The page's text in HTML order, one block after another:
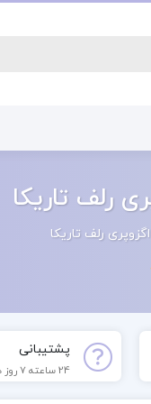
کتاب رشته
رلف تاریکا
رلف تاریکا
پشتیبانی
24 ساعته 7 روز هفته